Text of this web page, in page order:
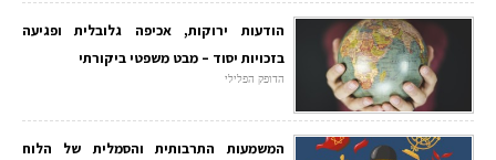
הודעות ירוקות, אכיפה גלובלית ופגיעה
בזכויות יסוד – מבט משפטי ביקורתי
הדופק הפלילי
המשמעות התרבותית והסמלית של הלוח